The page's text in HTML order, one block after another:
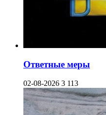
Ответные меры
02-08-2026 3 113